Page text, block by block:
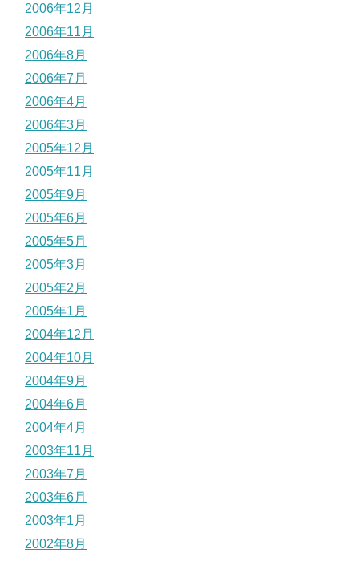
2006年12月
2006年11月
2006年8月
2006年7月
2006年4月
2006年3月
2005年12月
2005年11月
2005年9月
2005年6月
2005年5月
2005年3月
2005年2月
2005年1月
2004年12月
2004年10月
2004年9月
2004年6月
2004年4月
2003年11月
2003年7月
2003年6月
2003年1月
2002年8月